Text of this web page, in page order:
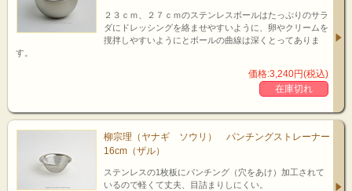
ボールの縁は、外へ2重に折り込まれ指への当たりが優しく、つかみ易いようデ
ザインされてます。
２３ｃｍ、２７ｃｍのステンレスボールはたっぷりのサラ
ダにドレッシングを絡ませやすいように、卵やクリームを
撹拌しやすいようにとボールの曲線は深くとってありま
す。
価格:3,240円(税込)
在庫切れ
柳宗理（ヤナギ ソウリ） パンチングストレーナー
16cm（ザル）
ステンレスの1枚板にパンチング（穴をあけ）加工されて
いるので軽くて丈夫、目詰まりしにくい。